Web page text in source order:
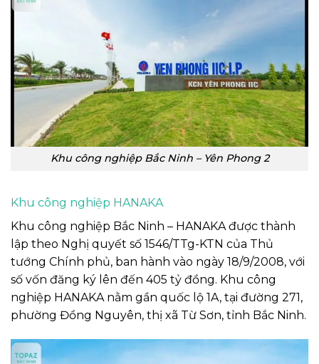
Khu công nghiệp Bắc Ninh – Yên Phong 2
Khu công nghiệp HANAKA
Khu công nghiệp Bắc Ninh – HANAKA được thành
lập theo Nghị quyết số 1546/TTg-KTN của Thủ
tướng Chính phủ, ban hành vào ngày 18/9/2008, với
số vốn đăng ký lên đến 405 tỷ đồng. Khu công
nghiệp HANAKA nằm gần quốc lộ 1A, tại đường 271,
phường Đồng Nguyên, thị xã Từ Sơn, tỉnh Bắc Ninh.